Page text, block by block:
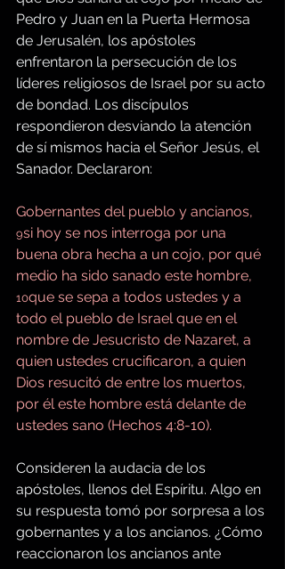
Pedro y Juan en la Puerta Hermosa
de Jerusalén, los apóstoles
enfrentaron la persecución de los
líderes religiosos de Israel por su acto
de bondad. Los discípulos
respondieron desviando la atención
de sí mismos hacia el Señor Jesús, el
Sanador. Declararon:
Gobernantes del pueblo y ancianos,
9si hoy se nos interroga por una
buena obra hecha a un cojo, por qué
medio ha sido sanado este hombre,
10que se sepa a todos ustedes y a
todo el pueblo de Israel que en el
nombre de Jesucristo de Nazaret, a
quien ustedes crucificaron, a quien
Dios resucitó de entre los muertos,
por él este hombre está delante de
ustedes sano (Hechos 4:8-10).
Consideren la audacia de los
apóstoles, llenos del Espíritu. Algo en
su respuesta tomó por sorpresa a los
gobernantes y a los ancianos. ¿Cómo
reaccionaron los ancianos ante